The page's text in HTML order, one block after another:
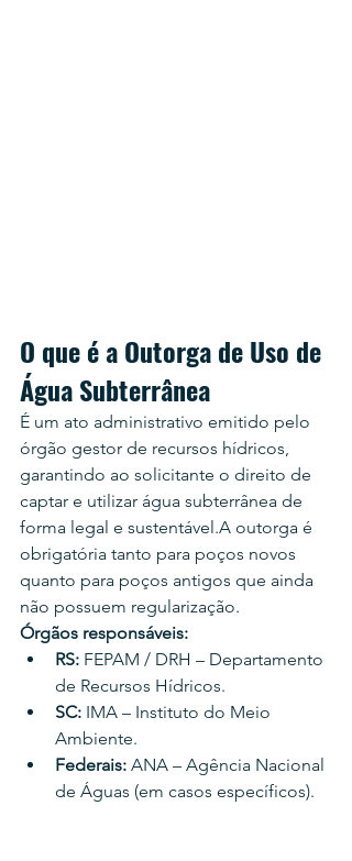
O que é a Outorga de Uso de
Água Subterrânea
É um ato administrativo emitido pelo
órgão gestor de recursos hídricos,
garantindo ao solicitante o direito de
captar e utilizar água subterrânea de
forma legal e sustentável.A outorga é
obrigatória tanto para poços novos
quanto para poços antigos que ainda
não possuem regularização.
Órgãos responsáveis:
RS: FEPAM / DRH – Departamento
de Recursos Hídricos.
SC: IMA – Instituto do Meio
Ambiente.
Federais: ANA – Agência Nacional
de Águas (em casos específicos).